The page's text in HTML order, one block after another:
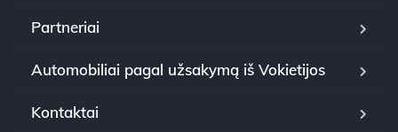
Partneriai
Automobiliai pagal užsakymą iš Vokietijos
Kontaktai